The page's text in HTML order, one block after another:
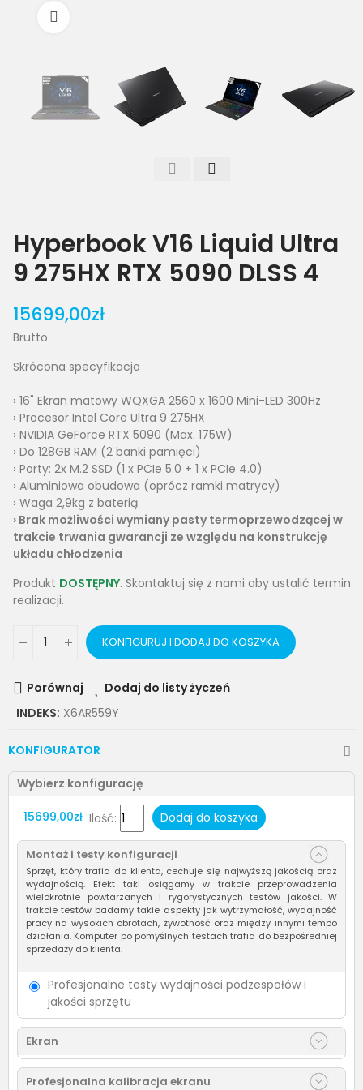
Hyperbook V16 Liquid Ultra
9 275HX RTX 5090 DLSS 4
15699,00zł
Brutto
Skrócona specyfikacja
› 16" Ekran matowy WQXGA 2560 x 1600 Mini-LED 300Hz
› Procesor Intel Core Ultra 9 275HX
› NVIDIA GeForce RTX 5090 (Max. 175W)
› Do 128GB RAM (2 banki pamięci)
› Porty: 2x M.2 SSD (1 x PCIe 5.0 + 1 x PCIe 4.0)
› Aluminiowa obudowa (oprócz ramki matrycy)
› Waga 2,9kg z baterią
› Brak możliwości wymiany pasty termoprzewodzącej w
trakcie trwania gwarancji ze względu na konstrukcję
układu chłodzenia
Produkt DOSTĘPNY. Skontaktuj się z nami aby ustalić termin
realizacji.
KONFIGURUJ I DODAJ DO KOSZYKA
Porównaj
Dodaj do listy życzeń
INDEKS: X6AR559Y
KONFIGURATOR
Wybierz konfigurację
15699,00zł Ilość: Dodaj do koszyka
Montaż i testy konfiguracji
Sprzęt, który trafia do klienta, cechuje się najwyższą jakością oraz
wydajnością. Efekt taki osiągamy w trakcie przeprowadzenia
wielokrotnie powtarzanych i rygorystycznych testów jakości. W
trakcie testów badamy takie aspekty jak wytrzymałość, wydajność
pracy na wysokich obrotach, żywotność oraz między innymi tempo
działania. Komputer po pomyślnych testach trafia do bezpośredniej
sprzedaży do klienta.
Profesjonalne testy wydajności podzespołów i
jakości sprzętu
Ekran
Profesjonalna kalibracja ekranu